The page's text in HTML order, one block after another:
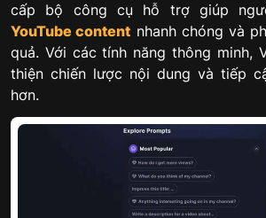
cấp bộ công cụ hỗ trợ giúp
YouTube content nhanh chóng và
quả. Với các tính năng thông minh,
thiện chiến lược nội dung và tiếp
hơn.